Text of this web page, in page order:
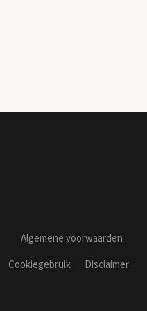
Algemene voorwaarden
Cookiegebruik
Disclaimer